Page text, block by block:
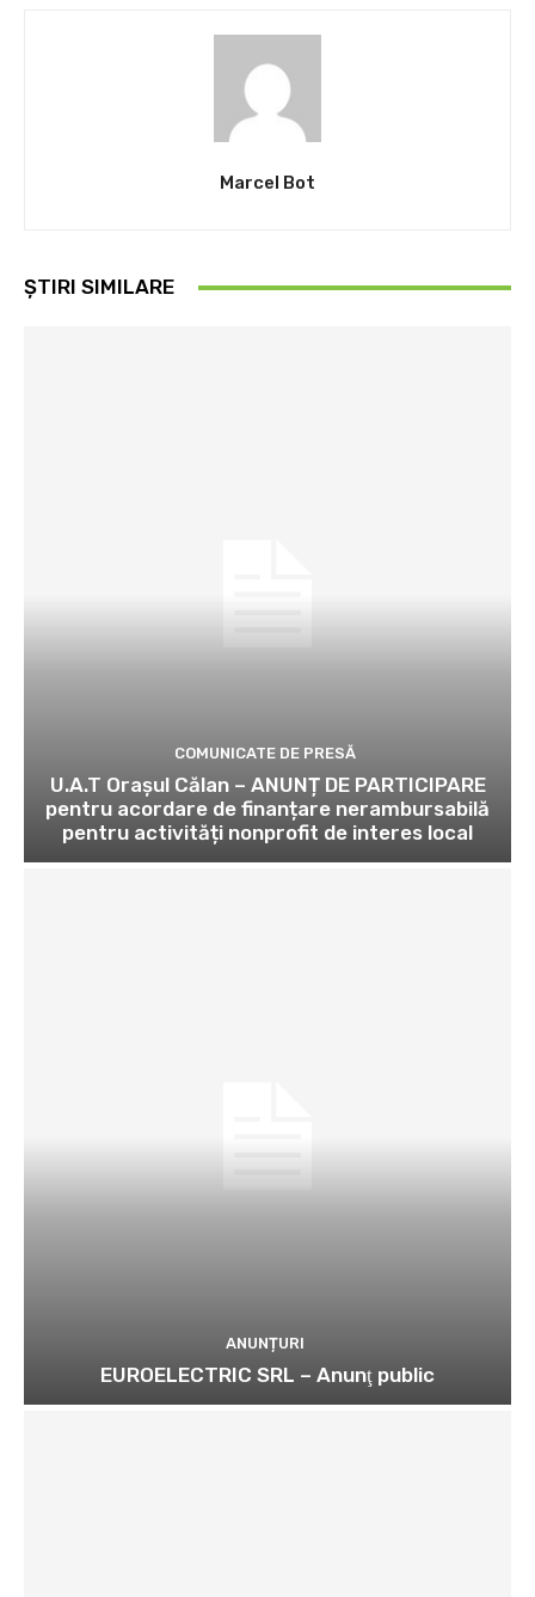
Marcel Bot
ȘTIRI SIMILARE
COMUNICATE DE PRESĂ
U.A.T Orașul Călan – ANUNȚ DE PARTICIPARE
pentru acordare de finanțare nerambursabilă
pentru activități nonprofit de interes local
ANUNȚURI
EUROELECTRIC SRL – Anunţ public